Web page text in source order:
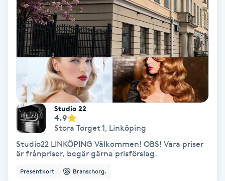
Brynfärgning
Brynplockning
Bröllopsuppsättning
Celluliter
Coachning
Color correction
Studio 22
4.9
Stora Torget 1, Linköping
Studio22 LINKÖPING Välkommen! OBS! Våra priser
är frånpriser, begär gärna prisförslag.
Presentkort Branschorg.